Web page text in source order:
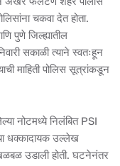
चकवा देत होता.
पुणे जिल्ह्यातील
सकाळी त्याने स्वतःहून
माहिती पोलिस सूत्रांकडून
नोटमध्ये निलंबित PSI
धक्कादायक उल्लेख
उडाली होती. घटनेनंतर